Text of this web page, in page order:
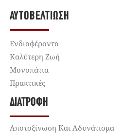
ΑΥΤΟΒΕΛΤΊΩΣΗ
Ενδιαφέροντα
Καλύτερη Ζωή
Μονοπάτια
Πρακτικές
ΔΙΑΤΡΟΦΉ
Αποτοξίνωση Και Αδυνάτισμα